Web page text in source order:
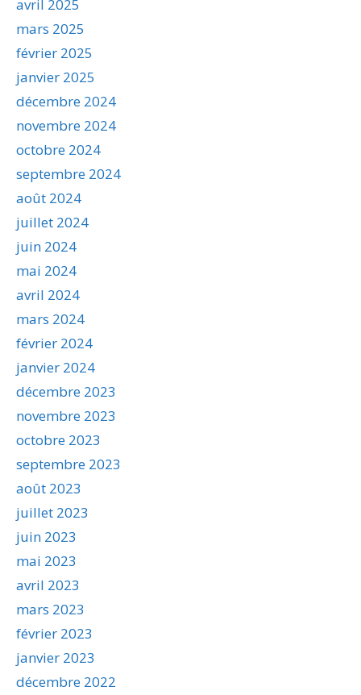
avril 2025
mars 2025
février 2025
janvier 2025
décembre 2024
novembre 2024
octobre 2024
septembre 2024
août 2024
juillet 2024
juin 2024
mai 2024
avril 2024
mars 2024
février 2024
janvier 2024
décembre 2023
novembre 2023
octobre 2023
septembre 2023
août 2023
juillet 2023
juin 2023
mai 2023
avril 2023
mars 2023
février 2023
janvier 2023
décembre 2022